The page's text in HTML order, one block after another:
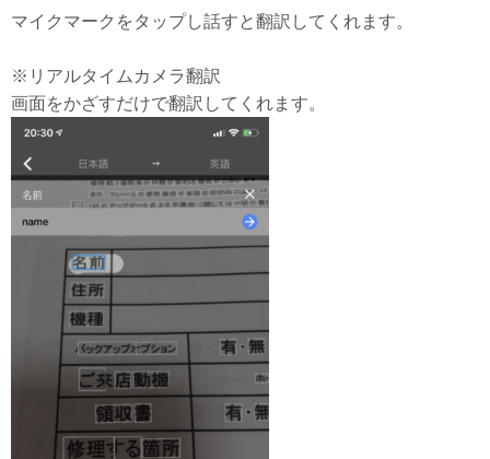
マイクマークをタップし話すと翻訳してくれます。
※リアルタイムカメラ翻訳
画面をかざすだけで翻訳してくれます。